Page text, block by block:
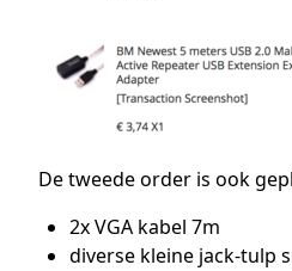
De tweede order is ook
2x VGA kabel 7m
diverse kleine jack-tulp